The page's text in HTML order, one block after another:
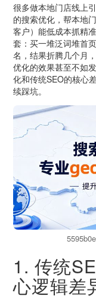
很多做本地门店线上
的搜索优化，帮本地
客户）能低成本抓精
套：买一堆泛词堆首
名，结果折腾几个月
优化的效果甚至不如
化和传统SEO的核心
续踩坑。
1. 传统
心逻辑差